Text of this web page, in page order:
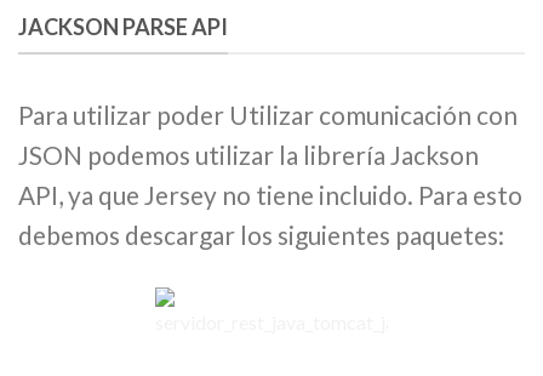
JACKSON PARSE API
Para utilizar poder Utilizar comunicación con
JSON podemos utilizar la librería Jackson
API, ya que Jersey no tiene incluido. Para esto
debemos descargar los siguientes paquetes: